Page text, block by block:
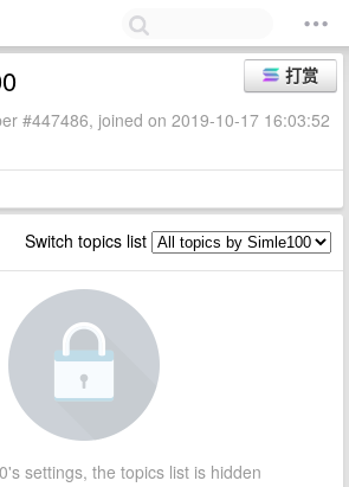
打赏
#447486, joined on 2019-10-17 16:03:52
Switch topics list
settings, the topics list is hidden